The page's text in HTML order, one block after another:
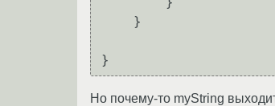
Но почему-то myString